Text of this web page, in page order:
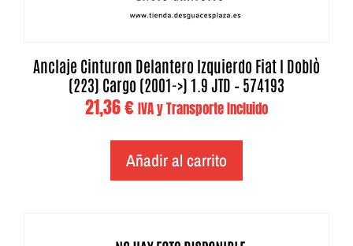
Anclaje Cinturon Delantero Izquierdo Fiat I Doblò
(223) Cargo (2001->) 1.9 JTD – 574193
21,36€ IVA y Transporte Incluido
Añadir al carrito